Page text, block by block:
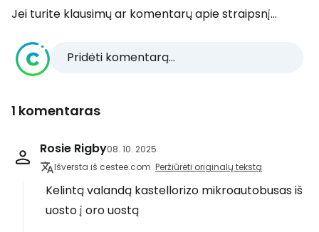
Jei turite klausimų ar komentarų apie straipsnį...
Pridėti komentarą...
1 komentaras
Rosie Rigby08. 10. 2025
Išversta iš cestee.com Peržiūrėti originalų tekstą
Kelintą valandą kastellorizo mikroautobusas iš
uosto į oro uostą